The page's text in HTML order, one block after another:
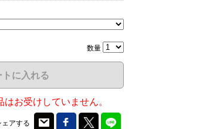
数量
トに入れる
お受けしていません。
ェアする